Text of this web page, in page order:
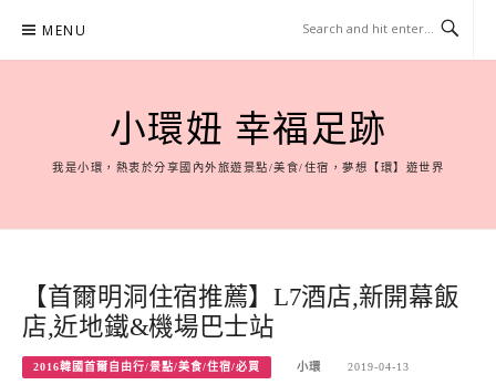
content
MENU
小環妞 幸福足跡
我是小環，熱衷於分享國內外旅遊景點/美食/住宿，夢想【環】遊世界
【首爾明洞住宿推薦】L7酒店,新開幕飯
店,近地鐵&機場巴士站
2016韓國首爾自由行/景點/美食/住宿/必買 小環 2019-04-13